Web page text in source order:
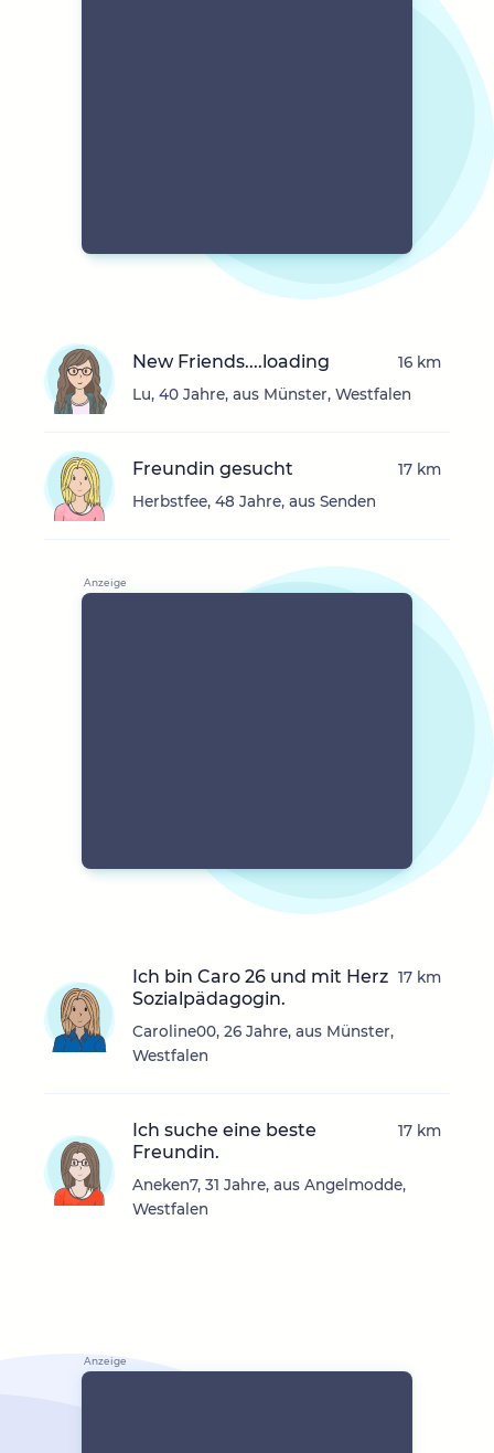
New Friends....loading
Lu, 40 Jahre, aus Münster, Westfalen
16 km
Freundin gesucht
Herbstfee, 48 Jahre, aus Senden
17 km
Ich bin Caro 26 und mit Herz
Sozialpädagogin.
Caroline00, 26 Jahre, aus Münster,
Westfalen
17 km
Ich suche eine beste
Freundin.
Aneken7, 31 Jahre, aus Angelmodde,
Westfalen
17 km